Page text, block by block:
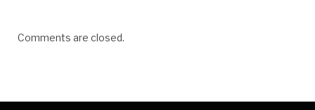
Comments are closed.